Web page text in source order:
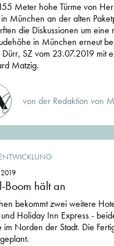
Meter hohe Türme von
München an der alten
die Diskussionen um eine
in München erneut
SZ vom 23.07.2019 mit
Matzig.
von der Redaktion von
Boom hält an
bekommt zwei weitere
Holiday Inn Express -
im Norden der Stadt. Die